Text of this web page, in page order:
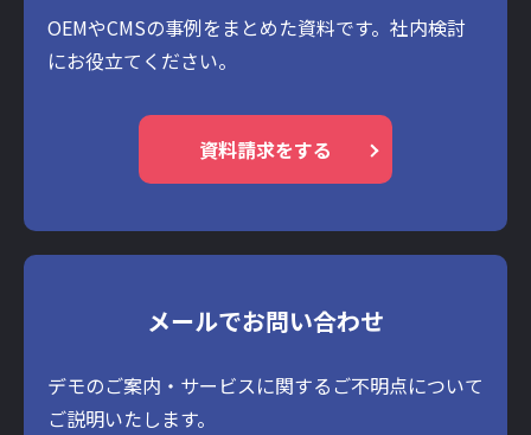
OEMやCMSの事例をまとめた資料です。社内検討
にお役立てください。
資料請求をする
メールでお問い合わせ
デモのご案内・サービスに関するご不明点について
ご説明いたします。